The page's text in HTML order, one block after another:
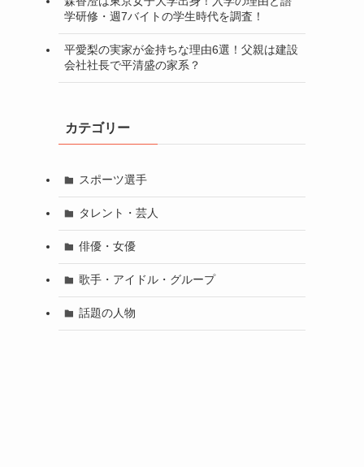
学研修・週7バイトの学生時代を調査！
平愛梨の実家が金持ちな理由6選！父親は建設
会社社長で平清盛の家系？
カテゴリー
スポーツ選手
タレント・芸人
俳優・女優
歌手・アイドル・グループ
話題の人物